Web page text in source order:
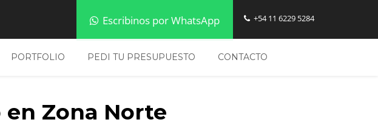
Escribinos por WhatsApp +54 11 6229 5284
PORTFOLIO PEDI TU PRESUPUESTO CONTACTO
en Zona Norte